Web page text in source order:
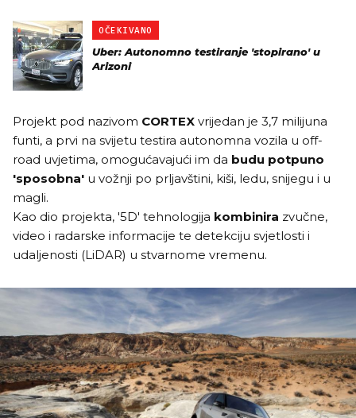
OČEKIVANO
Uber: Autonomno testiranje 'stopirano' u
Arizoni
Projekt pod nazivom CORTEX vrijedan je 3,7 milijuna
funti, a prvi na svijetu testira autonomna vozila u off-
road uvjetima, omogućavajući im da budu potpuno
'sposobna' u vožnji po prljavštini, kiši, ledu, snijegu i u
magli.
Kao dio projekta, '5D' tehnologija kombinira zvučne,
video i radarske informacije te detekciju svjetlosti i
udaljenosti (LiDAR) u stvarnome vremenu.